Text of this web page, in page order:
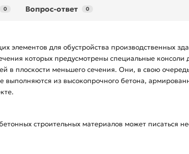
0 Вопрос-ответ 0
элементов для обустройства производственных
которых предусмотрены специальные
в плоскости меньшего сечения. Они, в свою
из высокопрочного бетона,
строительных материалов может писаться